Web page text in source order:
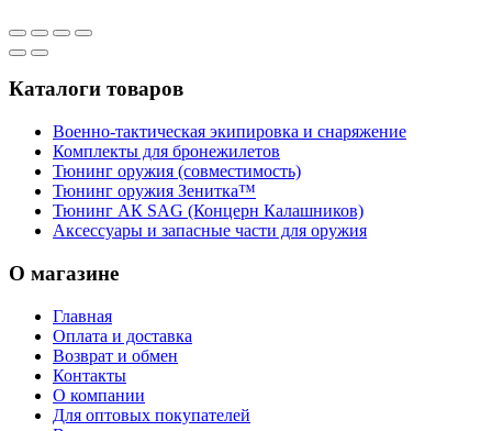
Каталоги товаров
Военно-тактическая экипировка и снаряжение
Комплекты для бронежилетов
Тюнинг оружия (совместимость)
Тюнинг оружия Зенитка™
Тюнинг АК SAG (Концерн Калашников)
Аксессуары и запасные части для оружия
О магазине
Главная
Оплата и доставка
Возврат и обмен
Контакты
О компании
Для оптовых покупателей